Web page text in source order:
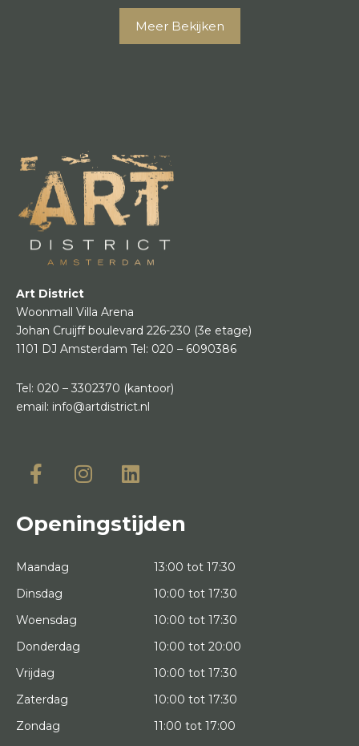
Meer Bekijken
Art District
Woonmall Villa Arena
Johan Cruijff boulevard 226-230 (3e etage)
1101 DJ Amsterdam Tel: 020 – 6090386
Tel: 020 – 3302370 (kantoor)
email: info@artdistrict.nl
Openingstijden
Maandag
13:00 tot 17:30
Dinsdag
10:00 tot 17:30
Woensdag
10:00 tot 17:30
Donderdag
10:00 tot 20:00
Vrijdag
10:00 tot 17:30
Zaterdag
10:00 tot 17:30
Zondag
11:00 tot 17:00